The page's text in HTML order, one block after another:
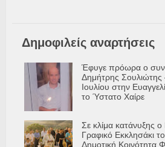
Δημοφιλείς αναρτήσεις
Έφυγε πρόωρα ο
Δημήτρης Σουλιώτης
Ιουλίου στην
το Ύστατο Χαίρε
Σε κλίμα κατάνυξης
Γραφικό Εκκλησάκι
Δημοτική Κοινότητα